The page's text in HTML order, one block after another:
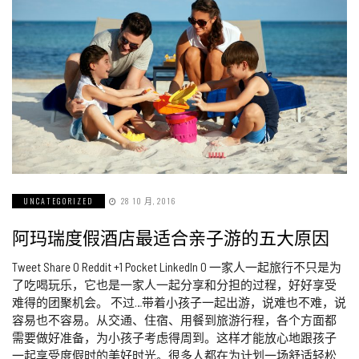
UNCATEGORIZED 28 10 月, 2016
阿玛瑞度假酒店最适合亲子游的五大原因
Tweet Share 0 Reddit +1 Pocket LinkedIn 0 一家人一起旅行不只是为
了吃喝玩乐，它也是一家人一起分享和分担的过程，好好享受
难得的团聚机会。 不过…带着小孩子一起出游，说难也不难，说
容易也不容易。从交通、住宿、用餐到旅游行程，各个方面都
需要做好准备，为小孩子考虑得周到。这样才能放心地跟孩子
一起享受度假时的美好时光。很多人都在为计划一场舒适轻松